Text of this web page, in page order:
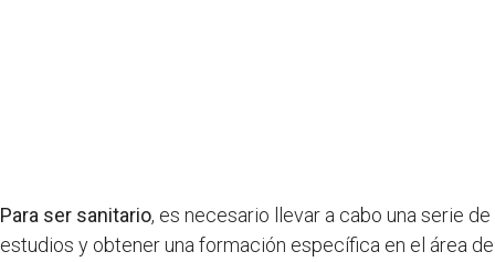
Para ser sanitario, es necesario llevar a cabo una serie de
estudios y obtener una formación específica en el área de